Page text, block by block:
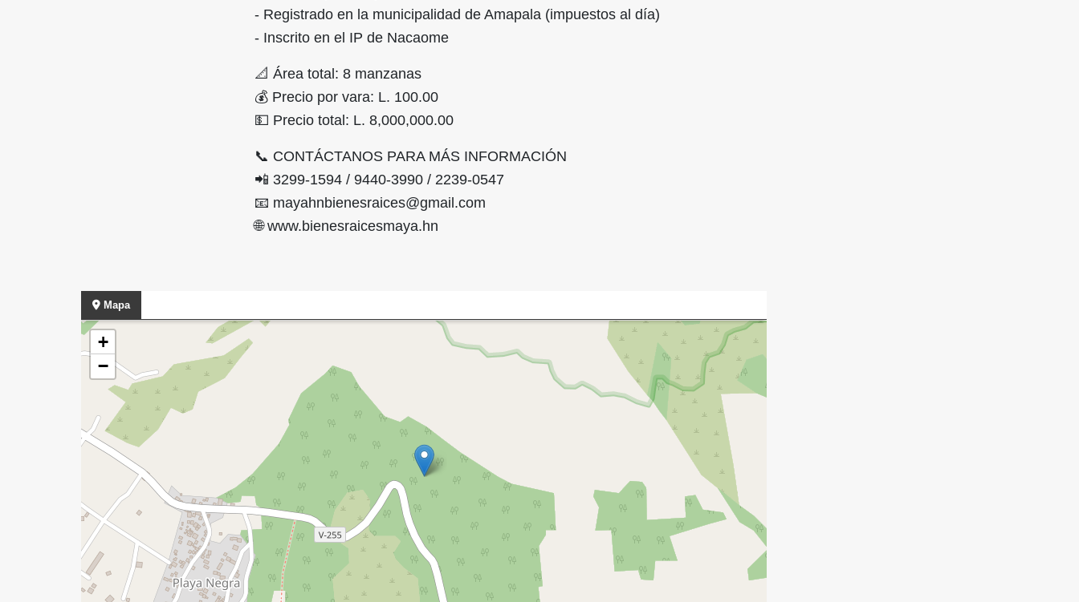
- Registrado en la municipalidad de Amapala (impuestos al día)
- Inscrito en el IP de Nacaome
📐 Área total: 8 manzanas
💰 Precio por vara: L. 100.00
💵 Precio total: L. 8,000,000.00
📞 CONTÁCTANOS PARA MÁS INFORMACIÓN
📲 3299-1594 / 9440-3990 / 2239-0547
📧 mayahnbienesraices@gmail.com
🌐 www.bienesraicesmaya.hn
Mapa
+
−